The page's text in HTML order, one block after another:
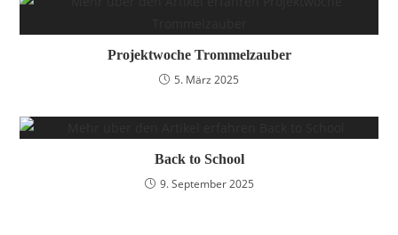
Projektwoche Trommelzauber
5. März 2025
Back to School
9. September 2025